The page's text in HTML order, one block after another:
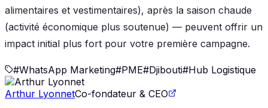
alimentaires et vestimentaires), après la saison chaude
(activité économique plus soutenue) — peuvent offrir un
impact initial plus fort pour votre première campagne.
#WhatsApp Marketing#PME#Djibouti#Hub Logistique
Arthur LyonnetCo-fondateur & CEO